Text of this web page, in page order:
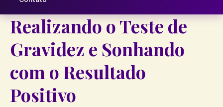
Realizando o Teste de
Gravidez e Sonhando
com o Resultado
Positivo